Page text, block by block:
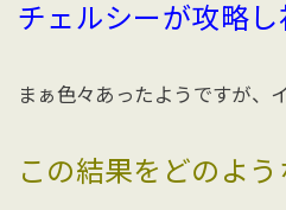
チェルシーが攻略し
まぁ色々あったようですが、
この結果をどのよう